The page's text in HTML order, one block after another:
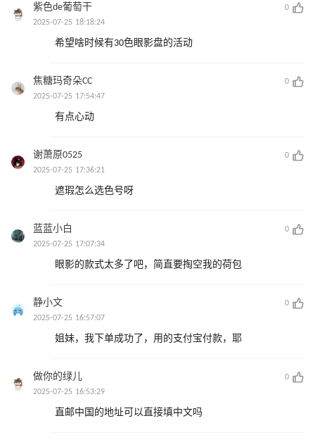
紫色de葡萄干
0
2025-07-25 18:18:24
希望啥时候有30色眼影盘的活动
焦糖玛奇朵CC
0
2025-07-25 17:54:47
有点心动
谢萧原0525
0
2025-07-25 17:36:21
遮瑕怎么选色号呀
蓝蓝小白
0
2025-07-25 17:07:34
眼影的款式太多了吧，简直要掏空我的荷包
静小文
0
2025-07-25 16:57:07
姐妹，我下单成功了，用的支付宝付款，耶
做你的绿儿
0
2025-07-25 16:53:29
直邮中国的地址可以直接填中文吗